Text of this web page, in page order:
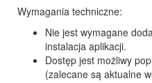
Wymagania techniczne:
Nie jest wymagane
instalacja aplikacji.
Dostęp jest możliwy
(zalecane są aktualne